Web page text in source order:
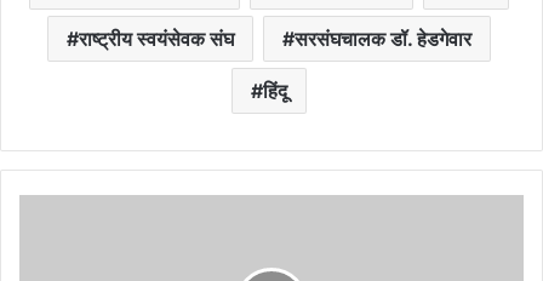
राष्ट्रीय स्वयंसेवक संघ सरसंघचालक डॉ. हेडगेवार
हिंदू